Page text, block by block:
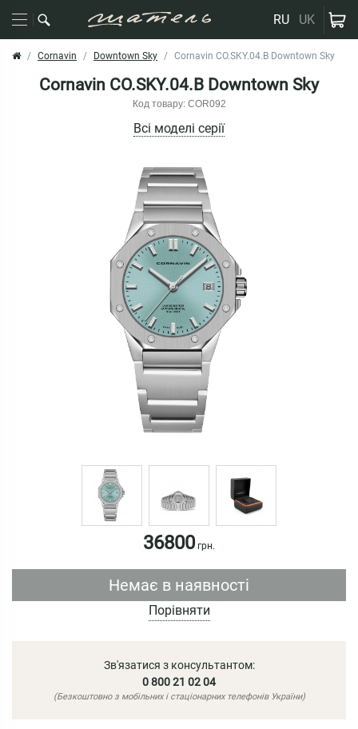
RU UK
Cornavin Downtown Sky Cornavin CO.SKY.04.B Downtown Sky
Cornavin CO.SKY.04.B Downtown Sky
Код товару: COR092
Всі моделі серії
36800грн.
Немає в наявності
Порівняти
Зв'язатися з консультантом:
0 800 21 02 04
(Безкоштовно з мобільних і стаціонарних телефонів України)